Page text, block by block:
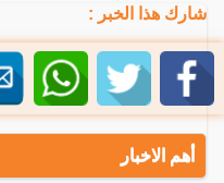
شارك هذا الخبر :
أهم الاخبار